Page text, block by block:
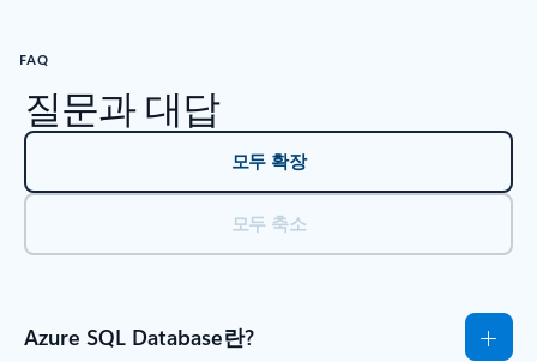
FAQ
질문과 대답
모두 확장
모두 축소
Azure SQL Database란?